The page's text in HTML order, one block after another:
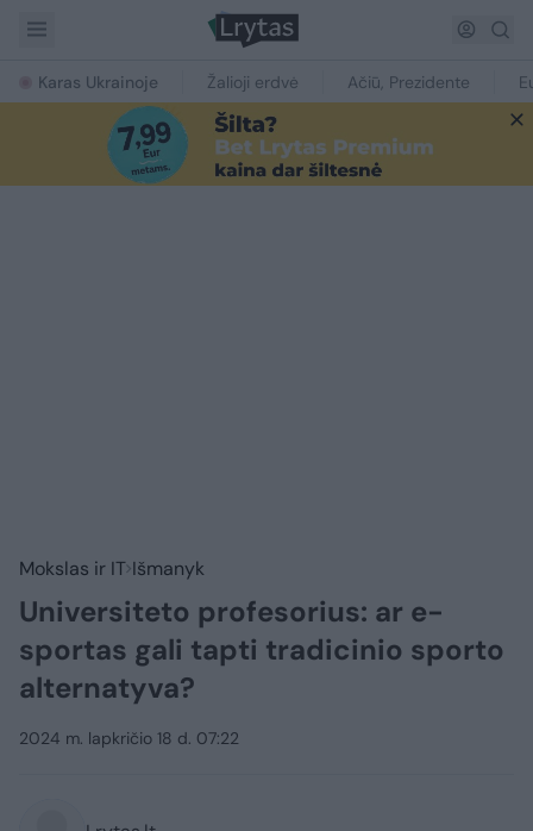
Karas Ukrainoje Žalioji erdvė Ačiū, Prezidente
Mokslas ir IT Išmanyk
Universiteto profesorius: ar e-
sportas gali tapti tradicinio sporto
alternatyva?
2024 m. lapkričio 18 d. 07:22